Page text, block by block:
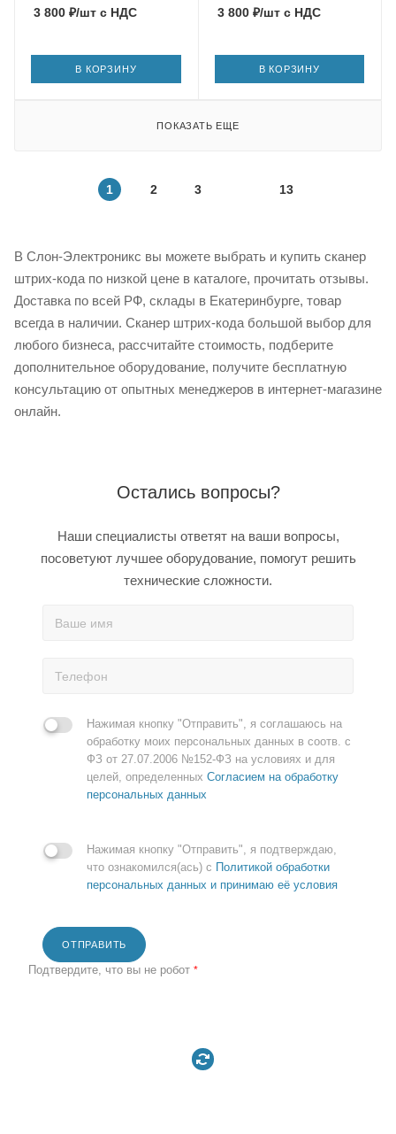
3 800 ₽/шт с НДС
В КОРЗИНУ
3 800₽/штс НДС
В КОРЗИНУ
ПОКАЗАТЬ ЕЩЕ
1 2 3 13
В Слон-Электроникс вы можете выбрать и купить сканер
штрих-кода по низкой цене в каталоге, прочитать отзывы.
Доставка по всей РФ, склады в Екатеринбурге, товар
всегда в наличии. Сканер штрих-кода большой выбор для
любого бизнеса, рассчитайте стоимость, подберите
дополнительное оборудование, получите бесплатную
консультацию от опытных менеджеров в интернет-магазине
онлайн.
Остались вопросы?
Наши специалисты ответят на ваши вопросы,
посоветуют лучшее оборудование, помогут решить
технические сложности.
Нажимая кнопку "Отправить", я соглашаюсь на
обработку моих персональных данных в соотв. с
ФЗ от 27.07.2006 №152-ФЗ на условиях и для
целей, определенных Согласием на обработку
персональных данных
Нажимая кнопку "Отправить", я подтверждаю,
что ознакомился(ась) с Политикой обработки
персональных данных и принимаю её условия
ОТПРАВИТЬ
Подтвердите, что вы не робот *